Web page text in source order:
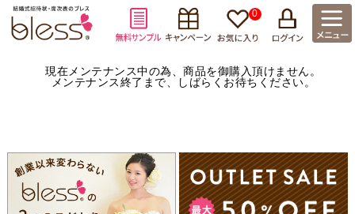
0
現在メンテナンス中の為、商品を御購入頂けません。
メンテナンス終了まで、しばらくお待ちください。